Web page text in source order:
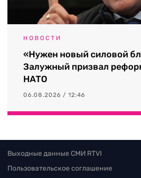
НОВОСТИ
«Нужен новый силовой
Залужный призвал
НАТО
06.08.2026 / 12:46
Выходные данные СМИ RTVI
Пользовательское соглашение